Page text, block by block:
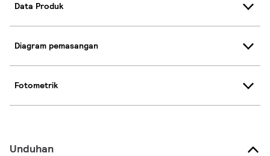
Data Produk
Diagram pemasangan
Fotometrik
Unduhan